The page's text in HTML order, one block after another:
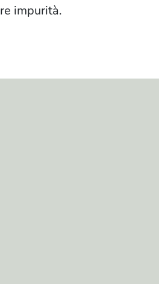
impurità.